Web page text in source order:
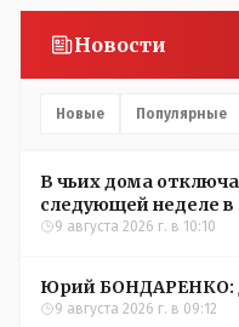
Новости
Новые Популярные
В чьих дома
следующей неделе в
9 августа 2026 г. в 10:10
Юрий БОНДАРЕНКО:
9 августа 2026 г. в 09:12